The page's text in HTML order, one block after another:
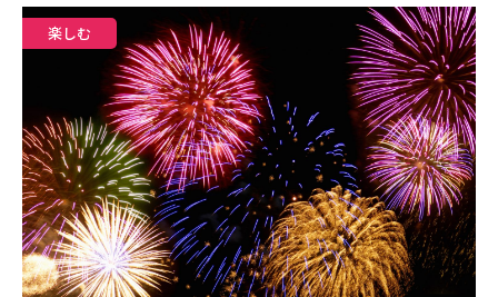
楽しむ